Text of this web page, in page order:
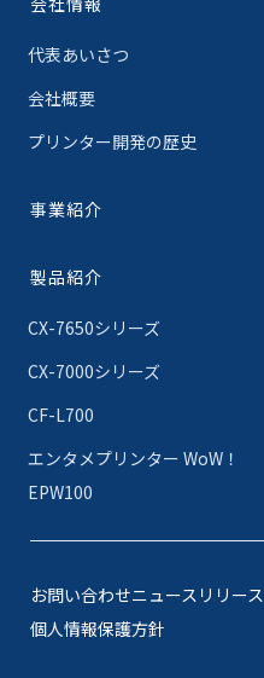
代表あいさつ
会社概要
プリンター開発の歴史
事業紹介
製品紹介
CX-7650シリーズ
CX-7000シリーズ
CF-L700
エンタメプリンター WoW！
EPW100
お問い合わせニュースリリース
個人情報保護方針